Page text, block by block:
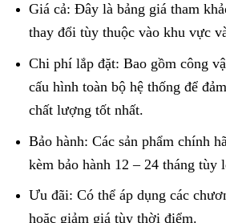
Giá cả: Đây là bảng giá tham
thay đổi tùy thuộc vào khu vực
Chi phí lắp đặt: Bao gồm công
cấu hình toàn bộ hệ thống để
chất lượng tốt nhất.
Bảo hành: Các sản phẩm chính
kèm bảo hành 12 – 24 tháng tùy
Ưu đãi: Có thể áp dụng các
hoặc giảm giá tùy thời điểm.